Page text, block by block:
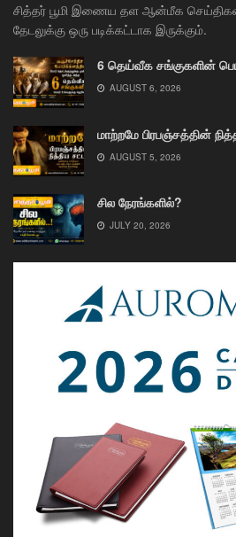
சித்தர் பூமி இணைய தள ஆன்மீக
தேடலுக்கு ஒரு படிக்கட்டாக இருக்கும்.
6 தெய்வீக சங்குகளின்
AUGUST 6, 2026
மாற்றமே பிரபஞ்சத்தின்
AUGUST 5, 2026
சில நேரங்களில்?
JULY 20, 2026